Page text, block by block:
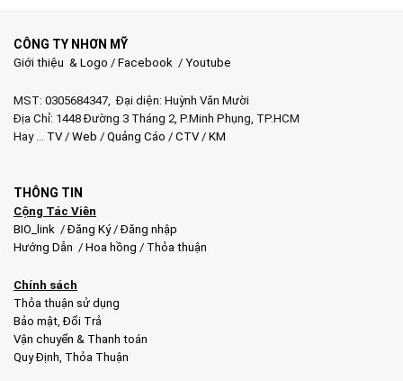
CÔNG TY NHƠN MỸ
Giới thiệu & Logo / Facebook / Youtube
MST: 0305684347, Đại diện: Huỳnh Văn Mười
Địa Chỉ: 1448 Đường 3 Tháng 2, P.Minh Phụng, TP.HCM
Hay … TV/ Web / Quảng Cáo / CTV/ KM
THÔNG TIN
Cộng Tác Viên
BIO_link /Đăng Ký/Đăng nhập
Hướng Dẫn / Hoa hồng / Thỏa thuận
Chính sách
Thỏa thuận sử dụng
Bảo mật,Đổi Trả
Vận chuyển & Thanh toán
Quy Định, Thỏa Thuận